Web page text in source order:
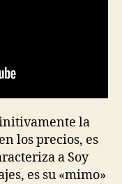
la
los precios, es
a Soy
es su «mimo»